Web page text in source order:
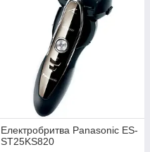
Електробритва Panasonic ES-
ST25KS820